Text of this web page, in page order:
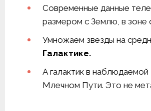
Современные данные
размером с Землю, в зоне
Умножаем звезды на
Галактике.
А галактик в
Млечном Пути. Это не